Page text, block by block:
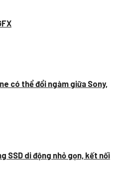
có thể đổi ngàm giữa Sony,
SSD di động nhỏ gọn, kết nối